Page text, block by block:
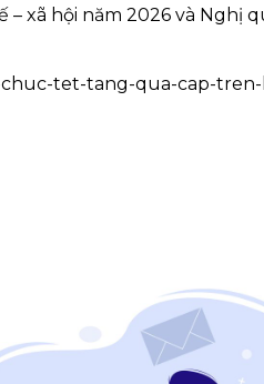
xã hội năm 2026 và Nghị
tet-tang-qua-cap-